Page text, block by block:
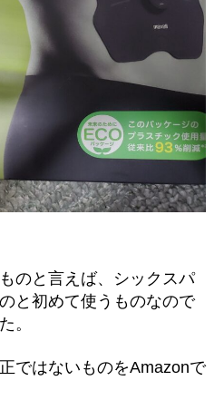
のと言えば、シックスパ
と初めて使うものなので
。
ではないものをAmazonで